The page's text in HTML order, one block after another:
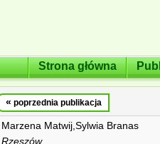
Strona główna
« poprzednia publikacja
Marzena Matwij,Sylwia Branas
Rzeszów